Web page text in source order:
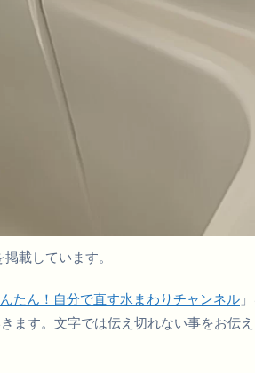
載しています。
たん！自分で直す水まわりチャンネル
ます。文字では伝え切れない事をお伝